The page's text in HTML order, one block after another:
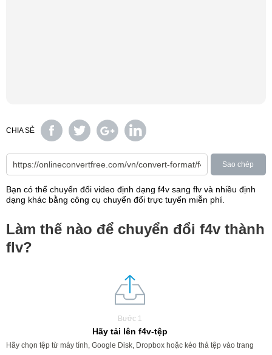
CHIA SẺ
Sao chép
Bạn có thể chuyển đổi video định dạng f4v sang flv và nhiều định
dạng khác bằng công cụ chuyển đổi trực tuyến miễn phí.
Làm thế nào để chuyển đổi f4v thành
flv?
Bước 1
Hãy tải lên f4v-tệp
Hãy chọn tệp từ máy tính, Google Disk, Dropbox hoặc kéo thả tệp vào trang